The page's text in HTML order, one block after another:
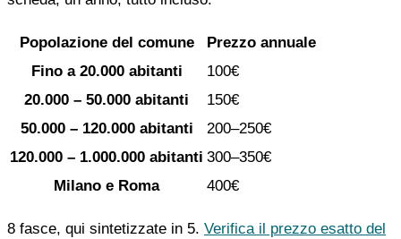
Popolazione del comune
Prezzo annuale
Fino a 20.000 abitanti
100€
20.000 – 50.000 abitanti
150€
50.000 – 120.000 abitanti
200–250€
120.000 – 1.000.000 abitanti 300–350€
Milano e Roma
400€
8 fasce, qui sintetizzate in 5. Verifica il prezzo esatto del